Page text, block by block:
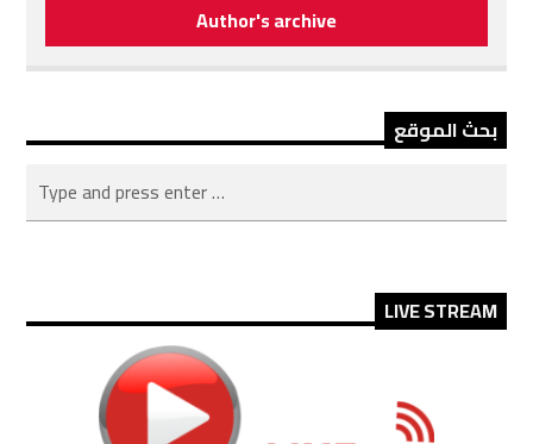
Author's archive
بحث الموقع
LIVE STREAM